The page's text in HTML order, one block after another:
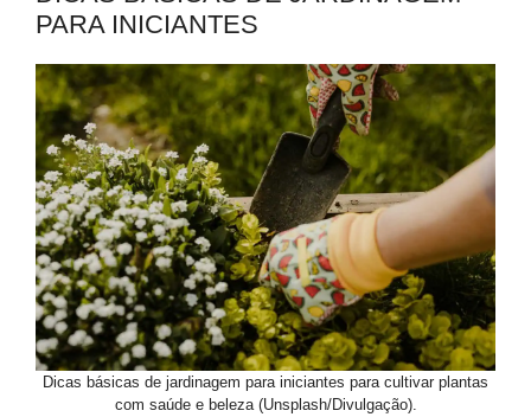
PARA INICIANTES
Dicas básicas de jardinagem para iniciantes para cultivar plantas
com saúde e beleza (Unsplash/Divulgação).